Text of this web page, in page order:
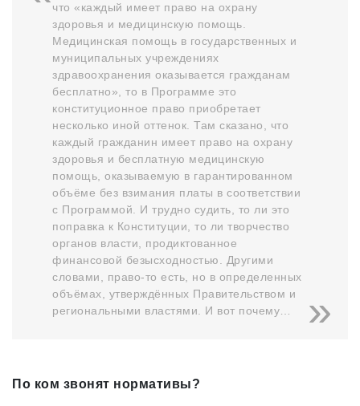
что «каждый имеет право на охрану
здоровья и медицинскую помощь.
Медицинская помощь в государственных и
муниципальных учреждениях
здравоохранения оказывается гражданам
бесплатно», то в Программе это
конституционное право приобретает
несколько иной оттенок. Там сказано, что
каждый гражданин имеет право на охрану
здоровья и бесплатную медицинскую
помощь, оказываемую в гарантированном
объёме без взимания платы в соответствии
с Программой. И трудно судить, то ли это
поправка к Конституции, то ли творчество
органов власти, продиктованное
финансовой безысходностью. Другими
словами, право‑то есть, но в определенных
объёмах, утверждённых Правительством и
региональными властями. И вот почему…
По ком звонят нормативы?